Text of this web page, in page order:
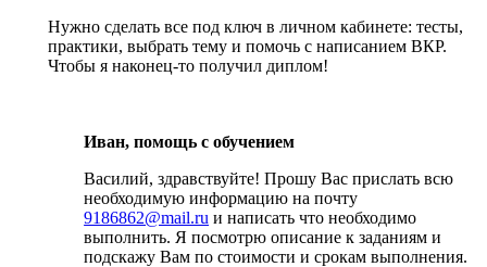
Нужно сделать все под ключ в личном кабинете: тесты,
практики, выбрать тему и помочь с написанием ВКР.
Чтобы я наконец-то получил диплом!
Иван, помощь с обучением
Василий, здравствуйте! Прошу Вас прислать всю
необходимую информацию на почту
9186862@mail.ru и написать что необходимо
выполнить. Я посмотрю описание к заданиям и
подскажу Вам по стоимости и срокам выполнения.